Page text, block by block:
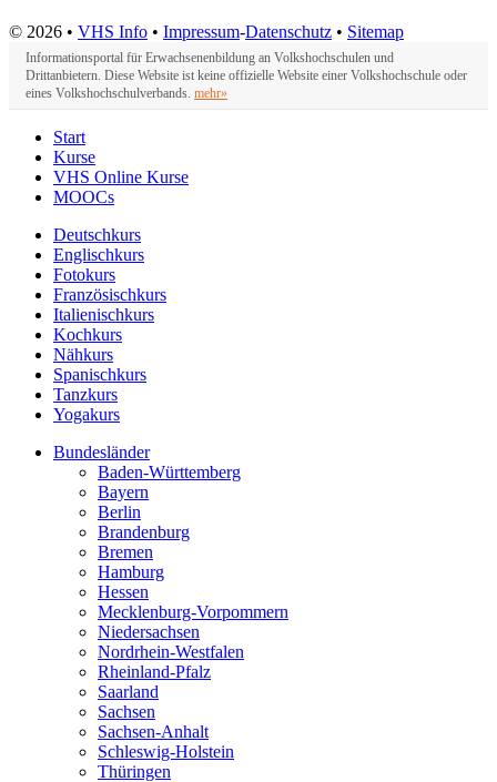
© 2026 • VHS Info • Impressum-Datenschutz • Sitemap
Informationsportal für Erwachsenenbildung an Volkshochschulen und
Drittanbietern. Diese Website ist keine offizielle Website einer Volkshochschule oder
eines Volkshochschulverbands. mehr»
Start
Kurse
VHS Online Kurse
MOOCs
Deutschkurs
Englischkurs
Fotokurs
Französischkurs
Italienischkurs
Kochkurs
Nähkurs
Spanischkurs
Tanzkurs
Yogakurs
Bundesländer
Baden-Württemberg
Bayern
Berlin
Brandenburg
Bremen
Hamburg
Hessen
Mecklenburg-Vorpommern
Niedersachsen
Nordrhein-Westfalen
Rheinland-Pfalz
Saarland
Sachsen
Sachsen-Anhalt
Schleswig-Holstein
Thüringen